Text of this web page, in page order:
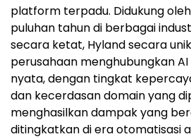
platform terpadu. Didukung
puluhan tahun di berbagai
secara ketat, Hyland secara
perusahaan menghubungkan
nyata, dengan tingkat
dan kecerdasan domain yang
menghasilkan dampak yang
ditingkatkan di era otomatisasi